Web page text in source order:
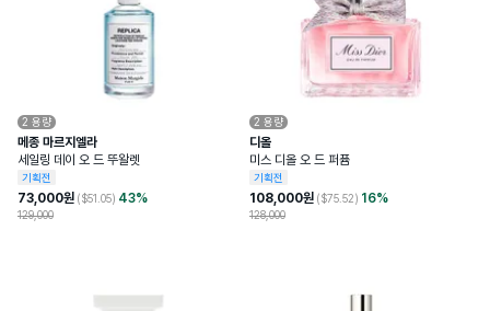
2 용량
메종 마르지엘라
세일링 데이 오 드 뚜왈렛
기획전
73,000원 ($51.05) 43%
129,000
2 용량
디올
미스 디올 오 드 퍼퓸
기획전
108,000원 ($75.52) 16%
128,000